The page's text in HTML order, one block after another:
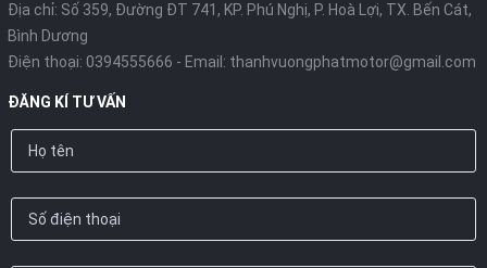
Địa chỉ: Số 359, Đường ĐT 741, KP. Phú Nghị, P. Hoà Lợi, TX. Bến Cát,
Bình Dương
Điện thoại: 0394555666 - Email: thanhvuongphatmotor@gmail.com
ĐĂNG KÍ TƯ VẤN